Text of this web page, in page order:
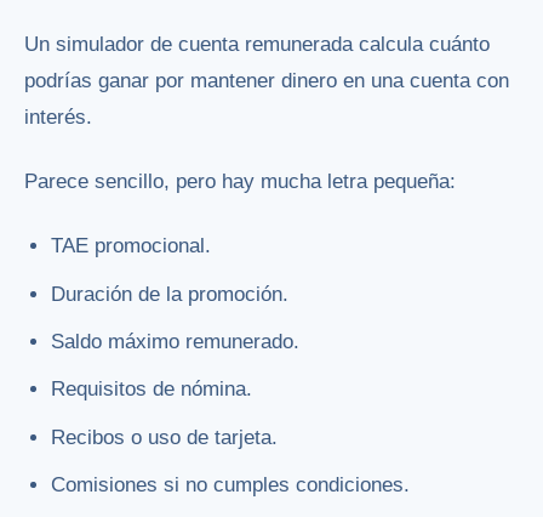
Un simulador de cuenta remunerada calcula cuánto
podrías ganar por mantener dinero en una cuenta con
interés.
Parece sencillo, pero hay mucha letra pequeña:
TAE promocional.
Duración de la promoción.
Saldo máximo remunerado.
Requisitos de nómina.
Recibos o uso de tarjeta.
Comisiones si no cumples condiciones.